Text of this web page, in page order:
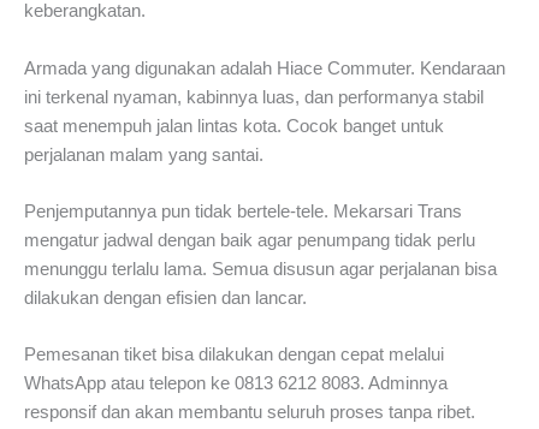
keberangkatan.
Armada yang digunakan adalah Hiace Commuter. Kendaraan
ini terkenal nyaman, kabinnya luas, dan performanya stabil
saat menempuh jalan lintas kota. Cocok banget untuk
perjalanan malam yang santai.
Penjemputannya pun tidak bertele-tele. Mekarsari Trans
mengatur jadwal dengan baik agar penumpang tidak perlu
menunggu terlalu lama. Semua disusun agar perjalanan bisa
dilakukan dengan efisien dan lancar.
Pemesanan tiket bisa dilakukan dengan cepat melalui
WhatsApp atau telepon ke 0813 6212 8083. Adminnya
responsif dan akan membantu seluruh proses tanpa ribet.